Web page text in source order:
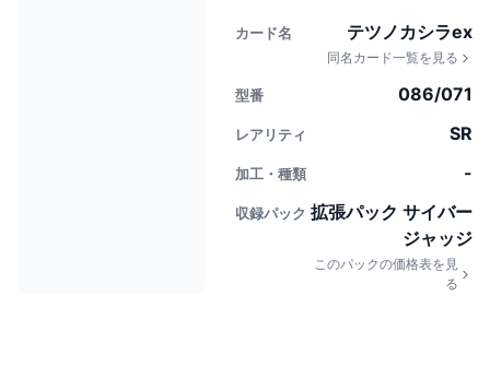
カード名 テツノカシラex
同名カード一覧を見る
型番 086/071
レアリティ SR
加工・種類 -
収録パック 拡張パック サイバー
ジャッジ
このパックの価格表を見
る